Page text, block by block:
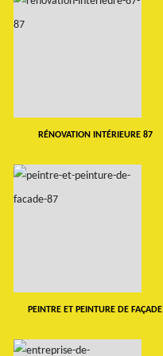
RÉNOVATION INTÉRIEURE 87
PEINTRE ET PEINTURE DE FAÇADE